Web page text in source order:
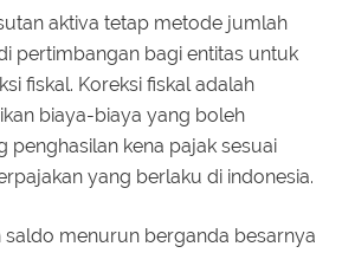
aktiva tetap metode jumlah
pertimbangan bagi entitas untuk
fiskal. Koreksi fiskal adalah
biaya-biaya yang boleh
penghasilan kena pajak sesuai
yang berlaku di indonesia.
menurun berganda besarnya